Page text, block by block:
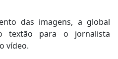
das imagens, a global
textão para o jornalista
vídeo.